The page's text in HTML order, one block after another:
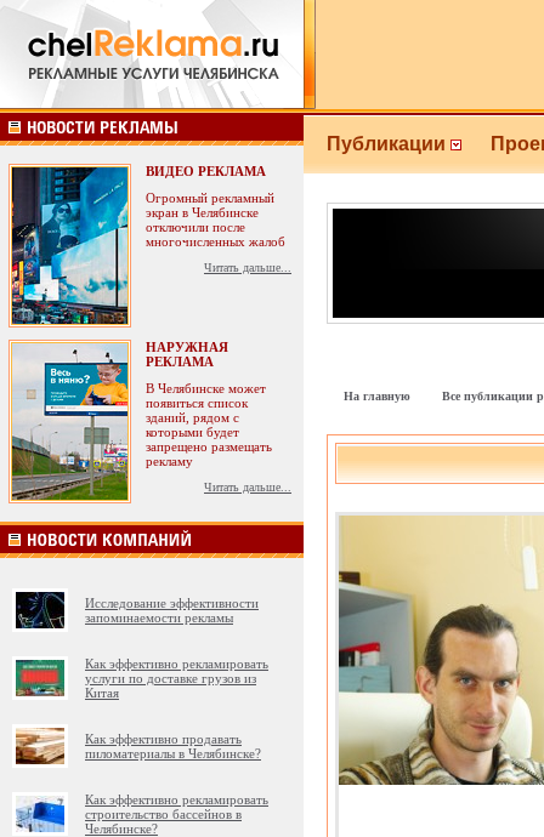
ВИДЕО РЕКЛАМА
Огромный рекламный
экран в Челябинске
отключили после
многочисленных жалоб
Читать дальше...
НАРУЖНАЯ
РЕКЛАМА
В Челябинске может
появиться список
зданий, рядом с
которыми будет
запрещено размещать
рекламу
Читать дальше...
Исследование эффективности
запоминаемости рекламы
Как эффективно рекламировать
услуги по доставке грузов из
Китая
Как эффективно продавать
пиломатериалы в Челябинске?
Как эффективно рекламировать
строительство бассейнов в
Челябинске?
Публикации
На главную Все публикации